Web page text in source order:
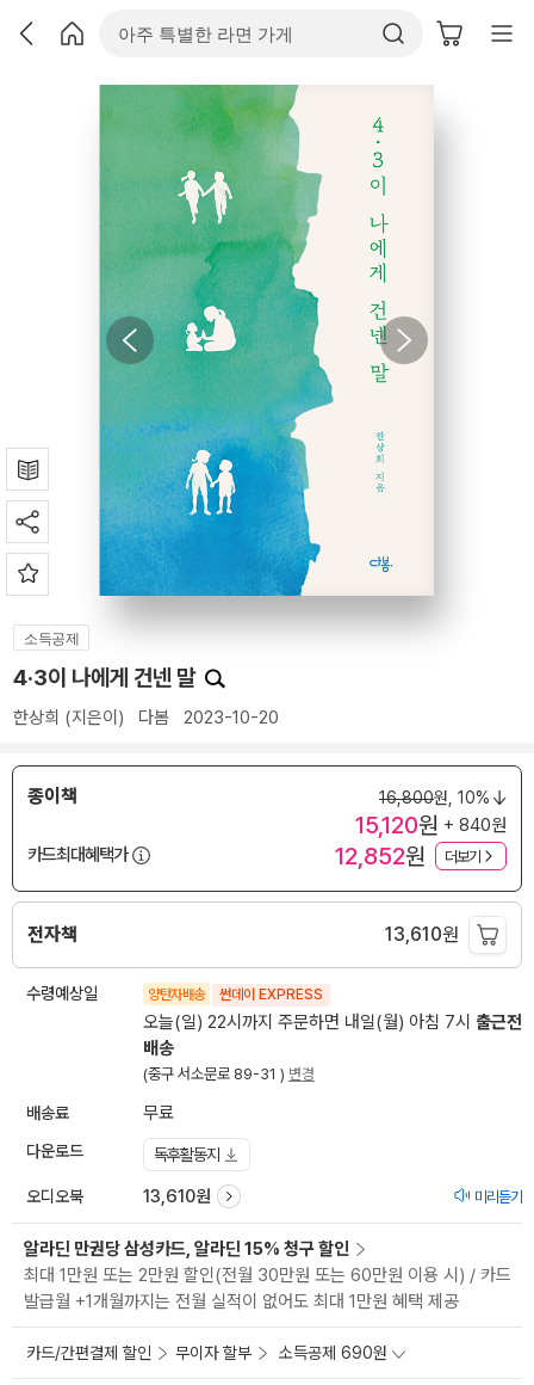
소득공제
4·3이 나에게 건넨 말
한상희 (지은이) 다봄 2023-10-20
종이책 16,800원, 10%
15,120원 + 840원
카드최대혜택가
12,852원 더보기
전자책 13,610원
수령예상일 양탄자배송 썬데이 EXPRESS
오늘(일) 22시까지 주문하면 내일(월) 아침 7시 출근전
배송
(중구 서소문로 89-31 ) 변경
배송료 무료
다운로드 독후활동지
오디오북 13,610원 미리듣기
알라딘 만권당 삼성카드, 알라딘 15% 청구 할인
최대 1만원 또는 2만원 할인(전월 30만원 또는 60만원 이용 시) / 카드
발급월 +1개월까지는 전월 실적이 없어도 최대 1만원 혜택 제공
카드/간편결제 할인 무이자 할부 소득공제 690원